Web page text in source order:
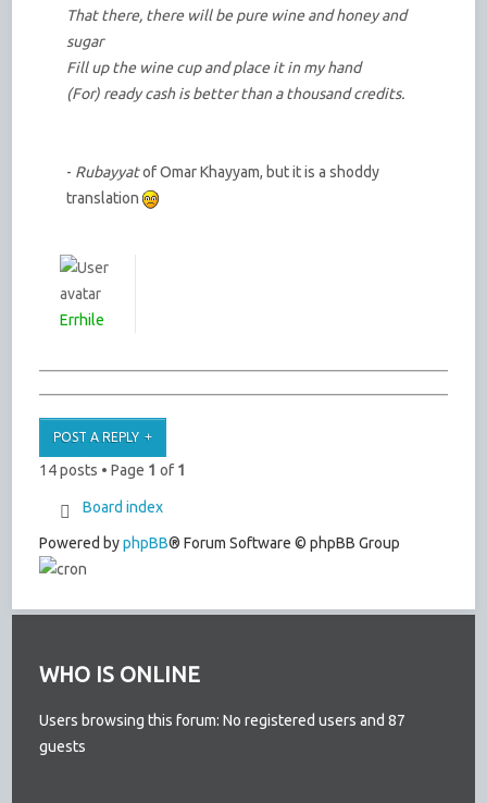
That there, there will be pure wine and honey and
sugar
Fill up the wine cup and place it in my hand
(For) ready cash is better than a thousand credits.
- Rubayyatof Omar Khayyam, but it is a shoddy
translation
Errhile
POST A REPLY
14 posts • Page 1 of 1
Board index
Powered byphpBB® Forum Software © phpBB Group
WHO IS ONLINE
Users browsing this forum: No registered users and 87
guests